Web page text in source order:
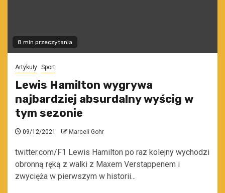
8 min przeczytania
Artykuły Sport
Lewis Hamilton wygrywa
najbardziej absurdalny wyścig w
tym sezonie
09/12/2021 Marceli Gohr
twitter.com/F1 Lewis Hamilton po raz kolejny wychodzi
obronną ręką z walki z Maxem Verstappenem i
zwycięża w pierwszym w historii...